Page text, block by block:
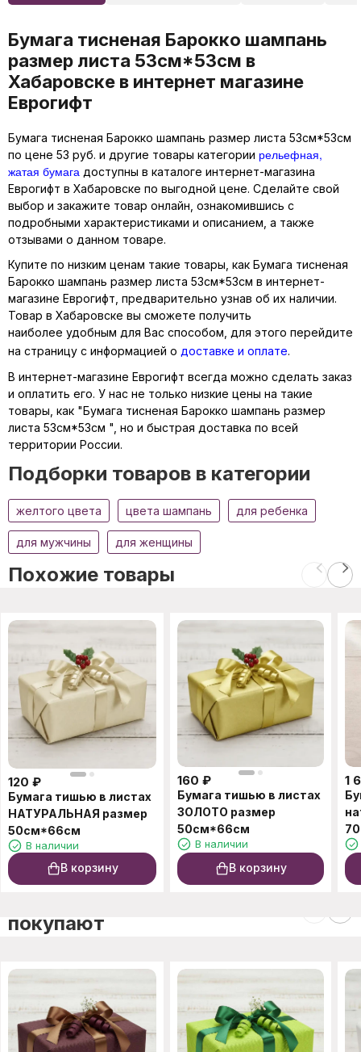
Бумага тисненая Барокко шампань
размер листа 53см*53см в
Хабаровске в интернет магазине
Еврогифт
Бумага тисненая Барокко шампань размер листа 53см*53см
по цене 53 руб. и другие товары категории рельефная,
жатая бумага доступны в каталоге интернет-магазина
Еврогифт в Хабаровске по выгодной цене. Сделайте свой
выбор и закажите товар онлайн, ознакомившись с
подробными характеристиками и описанием, а также
отзывами о данном товаре.
Купите по низким ценам такие товары, как Бумага тисненая
Барокко шампань размер листа 53см*53см в интернет-
магазине Еврогифт, предварительно узнав об их наличии.
Товар в Хабаровске вы сможете получить
наиболее удобным для Вас способом, для этого перейдите
на страницу с информацией о доставке и оплате.
В интернет-магазине Еврогифт всегда можно сделать заказ
и оплатить его. У нас не только низкие цены на такие
товары, как "Бумага тисненая Барокко шампань размер
листа 53см*53см ", но и быстрая доставка по всей
территории России.
Подборки товаров в категории
желтого цвета цвета шампань для ребенка
для мужчины для женщины
Похожие товары
120 ₽
Бумага тишью в листах
НАТУРАЛЬНАЯ размер
50см*66см
В наличии
В корзину
160 ₽
Бумага тишью в листах
ЗОЛОТО размер
50см*66см
В наличии
В корзину
1
покупают